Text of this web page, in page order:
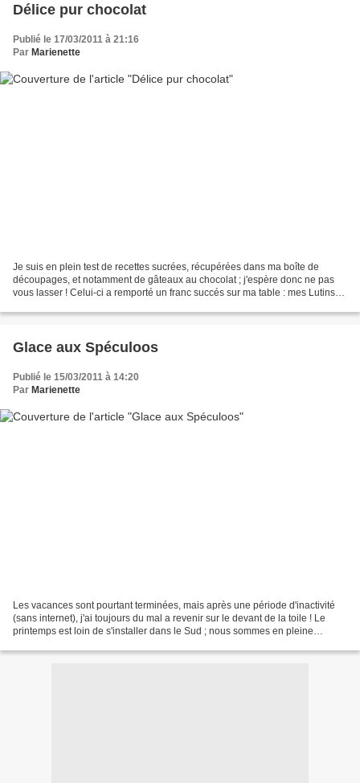
Délice pur chocolat
Publié le 17/03/2011 à 21:16
Par Marienette
Je suis en plein test de recettes sucrées, récupérées dans ma boîte de
découpages, et notamment de gâteaux au chocolat ; j'espère donc ne pas
vous lasser ! Celui-ci a remporté un franc succés sur ma table : mes Lutins
Glace aux Spéculoos
Publié le 15/03/2011 à 14:20
Par Marienette
Les vacances sont pourtant terminées, mais après une période d'inactivité
(sans internet), j'ai toujours du mal a revenir sur le devant de la toile ! Le
printemps est loin de s'installer dans le Sud ; nous sommes en pleine